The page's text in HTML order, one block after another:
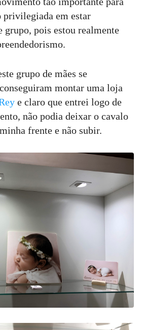
privilegiada em estar
grupo, pois estou realmente
grupo de mães se
montar uma loja
e claro que entrei logo de
não podia deixar o cavalo
frente e não subir.